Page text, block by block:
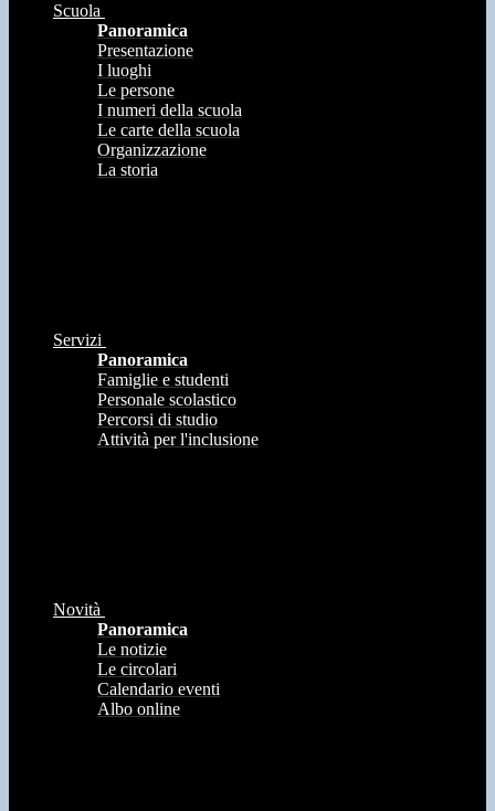
Scuola
Panoramica
Presentazione
I luoghi
Le persone
I numeri della scuola
Le carte della scuola
Organizzazione
La storia
Servizi
Panoramica
Famiglie e studenti
Personale scolastico
Percorsi di studio
Attività per l'inclusione
Novità
Panoramica
Le notizie
Le circolari
Calendario eventi
Albo online